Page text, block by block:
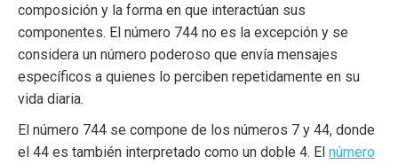
composición y la forma en que interactúan sus
componentes. El número 744 no es la excepción y se
considera un número poderoso que envía mensajes
específicos a quienes lo perciben repetidamente en su
vida diaria.
El número 744 se compone de los números 7 y 44, donde
el 44 es también interpretado como un doble 4. El número